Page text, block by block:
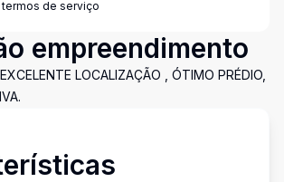
de serviço
empreendimento
LOCALIZAÇÃO , ÓTIMO PRÉDIO,